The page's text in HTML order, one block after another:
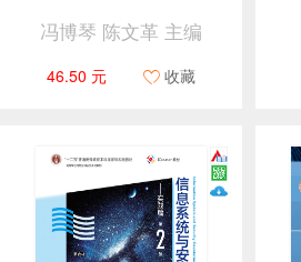
冯博琴 陈文革 主编
46.50 元 收藏